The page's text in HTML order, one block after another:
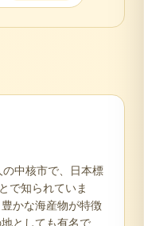
中核市で、日本標
で知られていま
かな海産物が特徴
としても有名で